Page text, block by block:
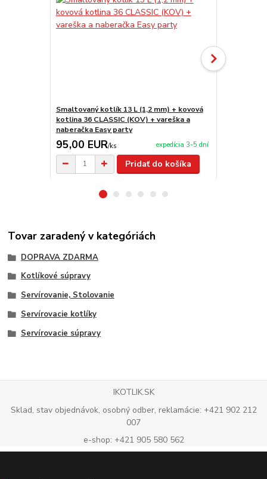
Smaltovaný kotlík 13 L (1,2 mm) + kovová
kotlina 36 CLASSIC (KOV) + vareška a
naberačka Easy party
95,00 EUR/ks expedícia 3-5 dní
Pridať do košíka
Tovar zaradený v kategóriách
DOPRAVA ZDARMA
Kotlíkové súpravy
Servírovanie, Stolovanie
Servírovacie kotlíky
Servírovacie súpravy
IKOTLIK.SK
Sklad, stav objednávok, osobný odber, reklamácie: +421 902 212
007
e-shop: +421 905 580 562